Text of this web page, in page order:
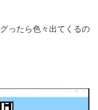
ったら色々出てくるの